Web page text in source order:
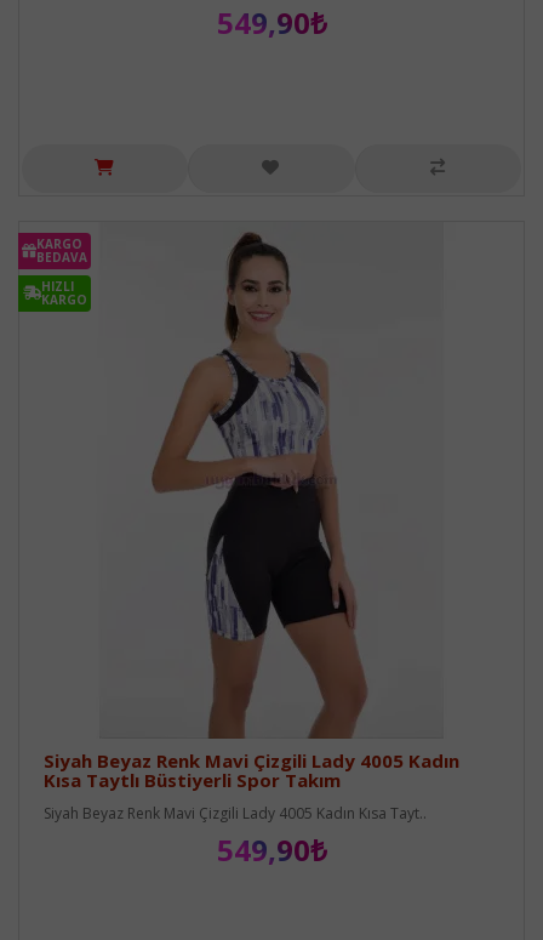
549,90₺
KARGO
BEDAVA
HIZLI
KARGO
Siyah Beyaz Renk Mavi Çizgili Lady 4005 Kadın
Kısa Taytlı Büstiyerli Spor Takım
Siyah Beyaz Renk Mavi Çizgili Lady 4005 Kadın Kısa Tayt..
549,90₺